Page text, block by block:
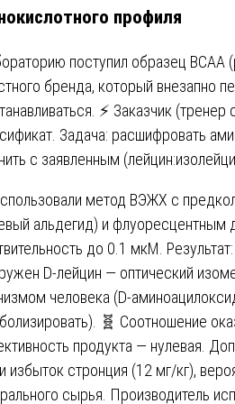
профиля
поступил образец BCAA
бренда, который внезапно
⚡ Заказчик
Задача: расшифровать
с заявленным
метод ВЭЖХ с
альдегид) и флуоресцентным
до 0.1 мкМ.
D-лейцин — оптический
человека (D-
🧬 Соотношение
продукта — нулевая.
избыток стронция (12 мг/кг),
сырья. Производитель